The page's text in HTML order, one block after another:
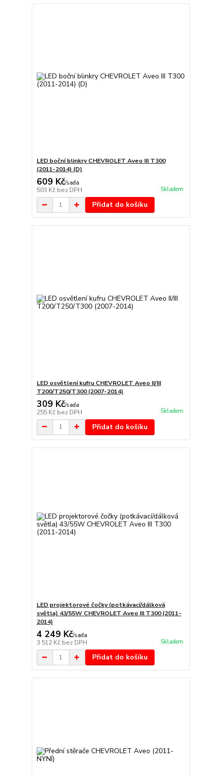
LED boční blinkry CHEVROLET Aveo III T300
(2011-2014) (D)
609 Kč/sada
503 Kč bez DPH Skladem
Přidat do košíku
LED osvětlení kufru CHEVROLET Aveo II/III
T200/T250/T300 (2007-2014)
309 Kč/sada
255 Kč bez DPH Skladem
Přidat do košíku
LED projektorové čočky (potkávací/dálková
světla) 43/55W CHEVROLET Aveo III T300 (2011-
2014)
4 249 Kč/sada
3 512 Kč bez DPH Skladem
Přidat do košíku